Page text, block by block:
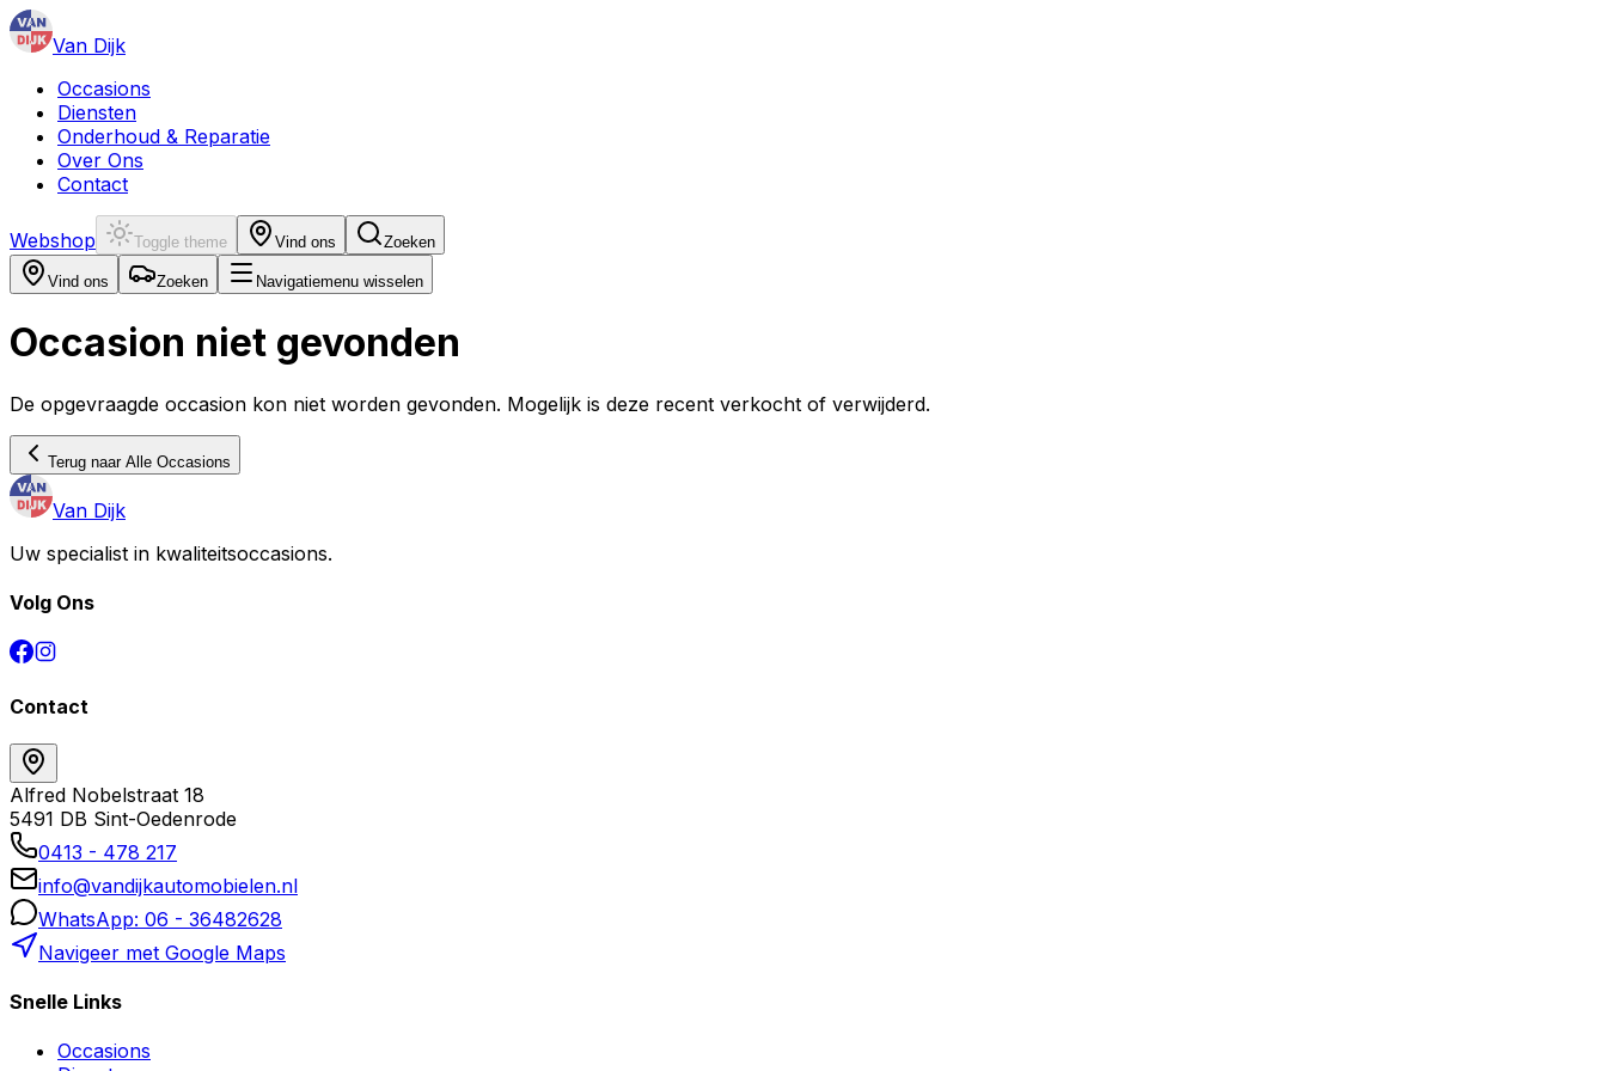
Van Dijk
Occasions
Diensten
Onderhoud & Reparatie
Over Ons
Contact
Webshop Toggle theme Vind ons Zoeken
Vind ons Zoeken Navigatiemenu wisselen
Occasion niet gevonden
De opgevraagde occasion kon niet worden gevonden. Mogelijk is deze recent verkocht of verwijderd.
Terug naar Alle Occasions
Van Dijk
Uw specialist in kwaliteitsoccasions.
Volg Ons
Contact
Alfred Nobelstraat 18
5491 DB Sint-Oedenrode
0413 - 478 217
info@vandijkautomobielen.nl
WhatsApp: 06 - 36482628
Navigeer met Google Maps
Snelle Links
Occasions